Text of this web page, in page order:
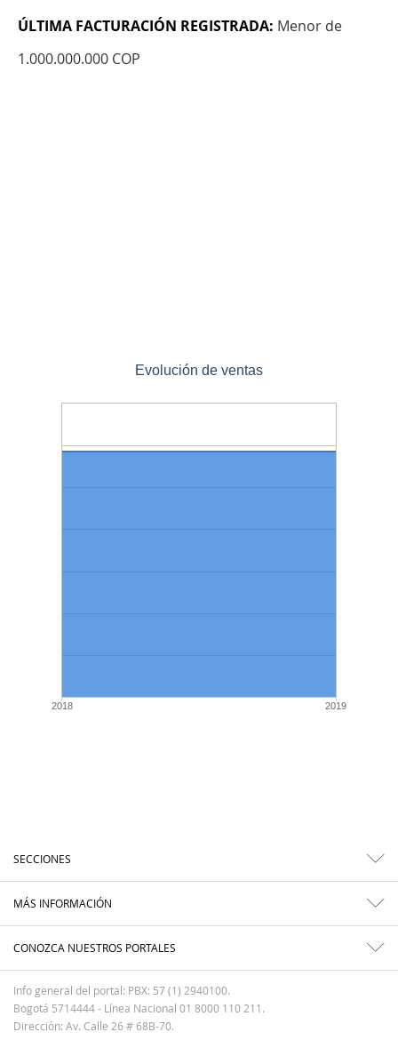
ÚLTIMA FACTURACIÓN REGISTRADA: Menor de
1.000.000.000 COP
Evolución de ventas
2018 2019
SECCIONES
MÁS INFORMACIÓN
CONOZCA NUESTROS PORTALES
Info general del portal: PBX: 57 (1) 2940100.
Bogotá 5714444 - Línea Nacional 01 8000 110 211.
Dirección: Av. Calle 26 # 68B-70.